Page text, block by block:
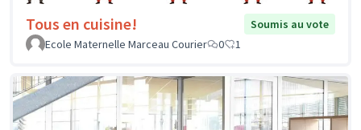
Tous en cuisine!
Soumis au vote
Ecole Maternelle Marceau Courier
0 1